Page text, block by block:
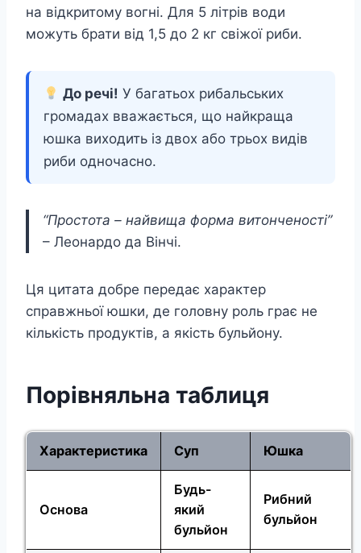
на відкритому вогні. Для 5 літрів води
можуть брати від 1,5 до 2 кг свіжої риби.
До речі! У багатьох рибальських
громадах вважається, що найкраща
юшка виходить із двох або трьох видів
риби одночасно.
“Простота – найвища форма витонченості”
– Леонардо да Вінчі.
Ця цитата добре передає характер
справжньої юшки, де головну роль грає не
кількість продуктів, а якість бульйону.
Порівняльна таблиця
Характеристика Суп Юшка
Основа
Будь-
який
бульйон
Рибний
бульйон